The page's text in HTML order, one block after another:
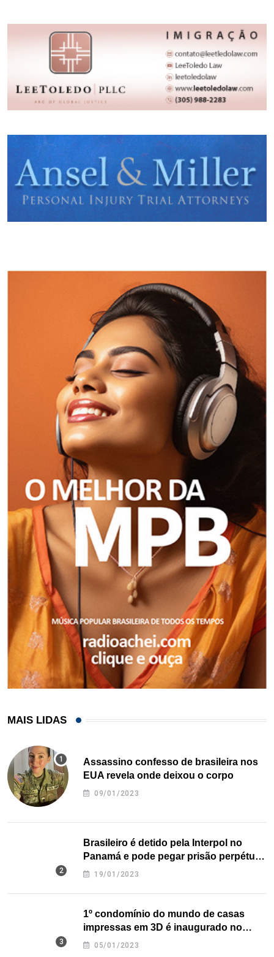
MAIS LIDAS
Assassino confesso de brasileira nos
EUA revela onde deixou o corpo
09/01/2023
Brasileiro é detido pela Interpol no
Panamá e pode pegar prisão perpétua
nos EUA
19/01/2023
1º condomínio do mundo de casas
impressas em 3D é inaugurado no
Texas
05/01/2023